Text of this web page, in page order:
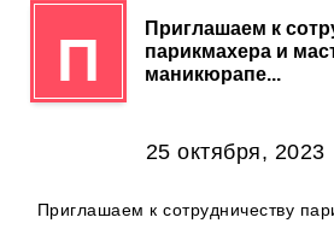
П
Приглашаем к
парикмахера и
маникюрапе...
25 октября, 2023
Приглашаем к сотрудничеству